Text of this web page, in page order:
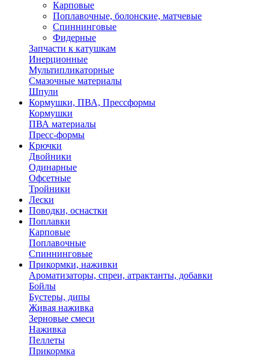
Карповые
Поплавочные, болонские, матчевые
Спиннинговые
Фидерные
Запчасти к катушкам
Инерционные
Мультипликаторные
Смазочные материалы
Шпули
Кормушки, ПВА, Прессформы
Кормушки
ПВА материалы
Пресс-формы
Крючки
Двойники
Одинарные
Офсетные
Тройники
Лески
Поводки, оснастки
Поплавки
Карповые
Поплавочные
Спиннинговые
Прикормки, наживки
Ароматизаторы, спреи, атрактанты, добавки
Бойлы
Бустеры, дипы
Живая наживка
Зерновые смеси
Наживка
Пеллеты
Прикормка